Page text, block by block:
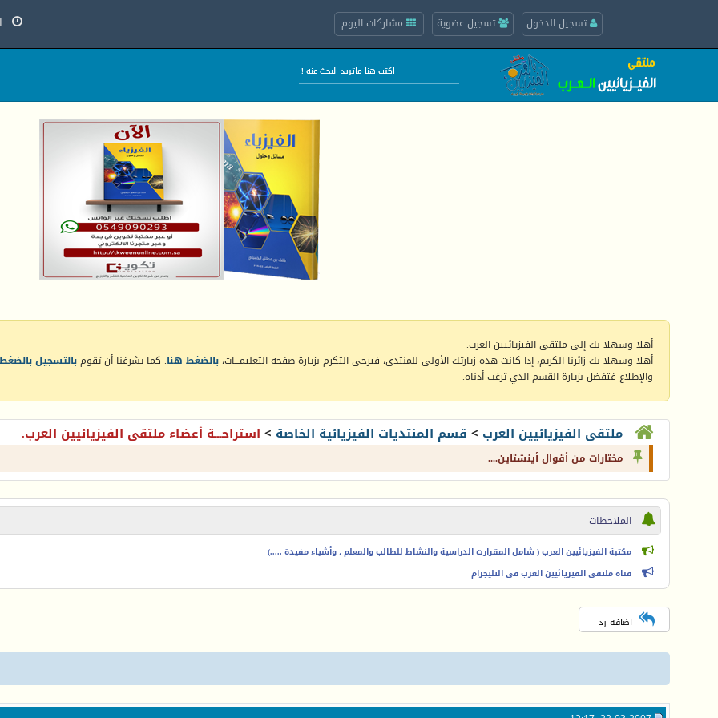
تسجيل الدخول تسجيل عضوية مشاركات اليوم
أهلا وسهلا بك إلى ملتقى الفيزيائيين العرب.
أهلا وسهلا بك زائرنا الكريم، إذا كانت هذه زيارتك الأولى للمنتدى، فيرجى التكرم بزيارة صفحة التعليمـــات، بالضغط هنا. كما يشرفنا أن تقومبالتسجيل
والإطلاع فتفضل بزيارة القسم الذي ترغب أدناه.
ملتقى الفيزيائيين العرب > قسم المنتديات الفيزيائية الخاصة > استراحـــة أعضاء ملتقى الفيزيائيين العرب.
مختارات من أقوال أينشتاين....
الملاحظات
مكتبة الفيزيائيين العرب ( شامل المقرارت الدراسية والنشاط للطالب والمعلم ، وأشياء مفيدة .....)
قناة ملتقى الفيزيائيين العرب في التليجرام
اضافة رد